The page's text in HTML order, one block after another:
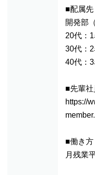
■配属先
開発部
20代：1
30代：2
40代：3
■先輩社
https://
■働き方
月残業